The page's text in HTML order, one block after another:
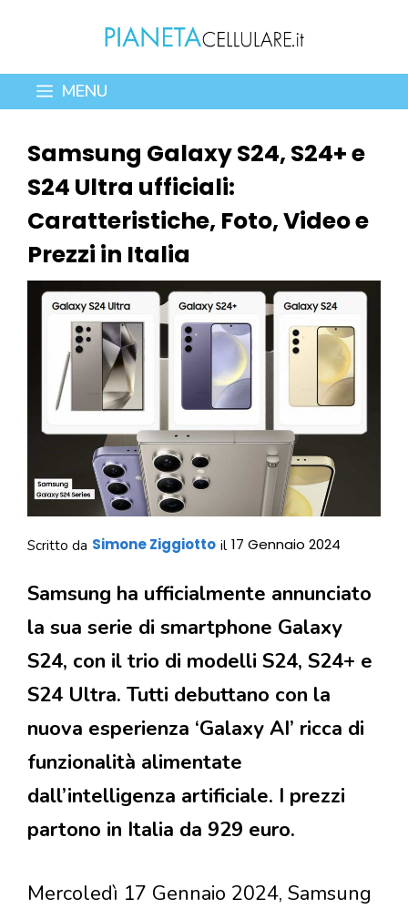
contenuto
MENU
Samsung Galaxy S24, S24+ e
S24 Ultra ufficiali:
Caratteristiche, Foto, Video e
Prezzi in Italia
Scritto da Simone Ziggiotto il 17 Gennaio 2024
Samsung ha ufficialmente annunciato
la sua serie di smartphone Galaxy
S24, con il trio di modelli S24, S24+ e
S24 Ultra. Tutti debuttano con la
nuova esperienza ‘Galaxy AI’ ricca di
funzionalità alimentate
dall’intelligenza artificiale. I prezzi
partono in Italia da 929 euro.
Mercoledì 17 Gennaio 2024, Samsung